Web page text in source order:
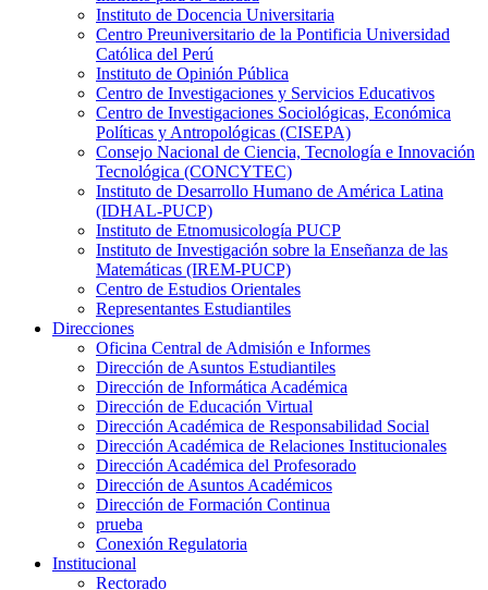
Instituto de Docencia Universitaria
Centro Preuniversitario de la Pontificia Universidad
Católica del Perú
Instituto de Opinión Pública
Centro de Investigaciones y Servicios Educativos
Centro de Investigaciones Sociológicas, Económica
Políticas y Antropológicas (CISEPA)
Consejo Nacional de Ciencia, Tecnología e Innovación
Tecnológica (CONCYTEC)
Instituto de Desarrollo Humano de América Latina
(IDHAL-PUCP)
Instituto de Etnomusicología PUCP
Instituto de Investigación sobre la Enseñanza de las
Matemáticas (IREM-PUCP)
Centro de Estudios Orientales
Representantes Estudiantiles
Direcciones
Oficina Central de Admisión e Informes
Dirección de Asuntos Estudiantiles
Dirección de Informática Académica
Dirección de Educación Virtual
Dirección Académica de Responsabilidad Social
Dirección Académica de Relaciones Institucionales
Dirección Académica del Profesorado
Dirección de Asuntos Académicos
Dirección de Formación Continua
prueba
Conexión Regulatoria
Institucional
Rectorado